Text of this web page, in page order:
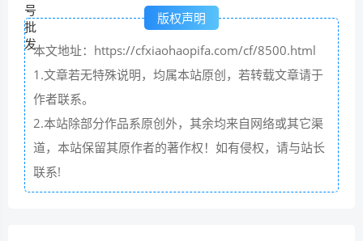
版权声明
本文地址：https://cfxiaohaopifa.com/cf/8500.html
1.文章若无特殊说明，均属本站原创，若转载文章请于
作者联系。
2.本站除部分作品系原创外，其余均来自网络或其它渠
道，本站保留其原作者的著作权！如有侵权，请与站长
联系!